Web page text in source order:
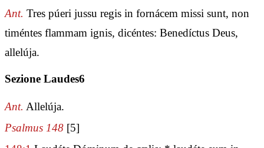
Ant. Tres púeri jussu regis in fornácem missi sunt, non
timéntes flammam ignis, dicéntes: Benedíctus Deus,
allelúja.
Sezione Laudes6
Ant. Allelúja.
Psalmus 148 [5]